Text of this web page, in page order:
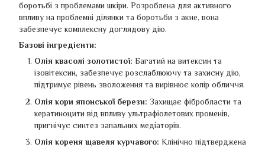
боротьбі з проблемами шкіри. Розроблена для активного
впливу на проблемні ділянки та боротьби з акне, вона
забезпечує комплексну доглядову дію.
Базові інгредієнти:
Олія квасолі золотистої: Багатий на витексин та
ізовітексин, забезпечує розслаблюючу та захисну дію,
підтримує рівень зволоження та вирівнює колір обличчя.
Олія кори японської берези: Захищає фібробласти та
кератиноцити від впливу ультрафіолетових променів,
пригнічує синтез запальних медіаторів.
Олія кореня щавеля курчавого: Клінічно підтверджена